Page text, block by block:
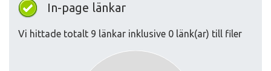
In-page länkar
Vi hittade totalt 9 länkar inklusive 0 länk(ar) till filer